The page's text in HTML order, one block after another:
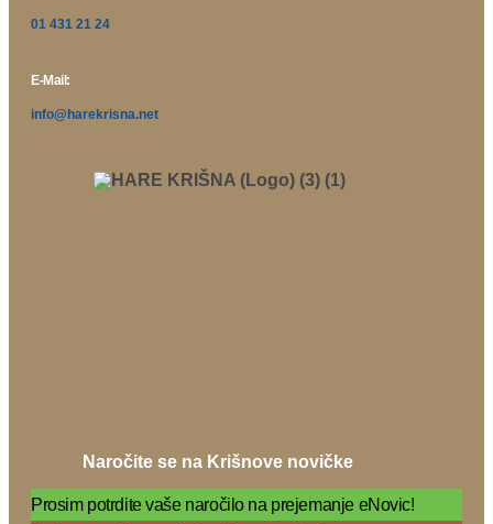
01 431 21 24
E-Mail:
info@harekrisna.net
Naročite se na Krišnove novičke
Prosim potrdite vaše naročilo na prejemanje eNovic!